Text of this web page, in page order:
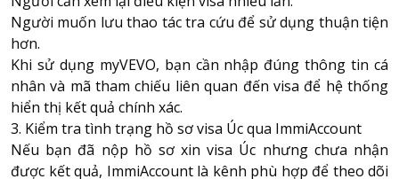
Người muốn lưu thao tác tra cứu để sử dụng thuận tiện
hơn.
Khi sử dụng myVEVO, bạn cần nhập đúng thông tin cá
nhân và mã tham chiếu liên quan đến visa để hệ thống
hiển thị kết quả chính xác.
3. Kiểm tra tình trạng hồ sơ visa Úc qua ImmiAccount
Nếu bạn đã nộp hồ sơ xin visa Úc nhưng chưa nhận
được kết quả, ImmiAccount là kênh phù hợp để theo dõi